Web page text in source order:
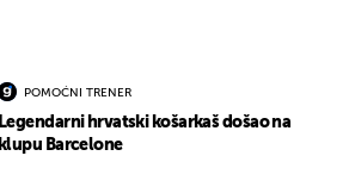
POMOĆNI TRENER
Legendarni hrvatski košarkaš došao na
klupu Barcelone